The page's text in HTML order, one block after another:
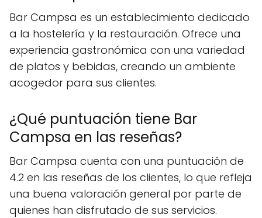
Bar Campsa es un establecimiento dedicado
a la hostelería y la restauración. Ofrece una
experiencia gastronómica con una variedad
de platos y bebidas, creando un ambiente
acogedor para sus clientes.
¿Qué puntuación tiene Bar
Campsa en las reseñas?
Bar Campsa cuenta con una puntuación de
4.2 en las reseñas de los clientes, lo que refleja
una buena valoración general por parte de
quienes han disfrutado de sus servicios.